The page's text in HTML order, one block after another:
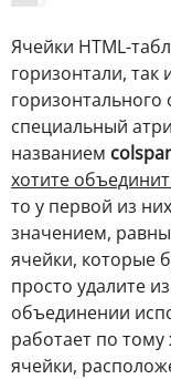
Ячейки HTML-
горизонтали, так
горизонтального
специальный
названием
хотите
то у первой из
значением,
ячейки, которые
просто удалите
объединении
работает по
ячейки,